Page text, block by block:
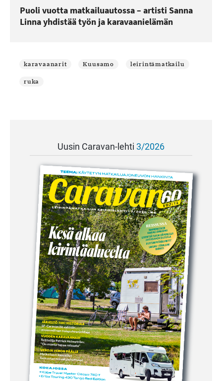
Puoli vuotta matkailuautossa – artisti Sanna
Linna yhdistää työn ja karavaanielämän
karavaanarit Kuusamo leirintämatkailu
ruka
Uusin Caravan-lehti 3/2026